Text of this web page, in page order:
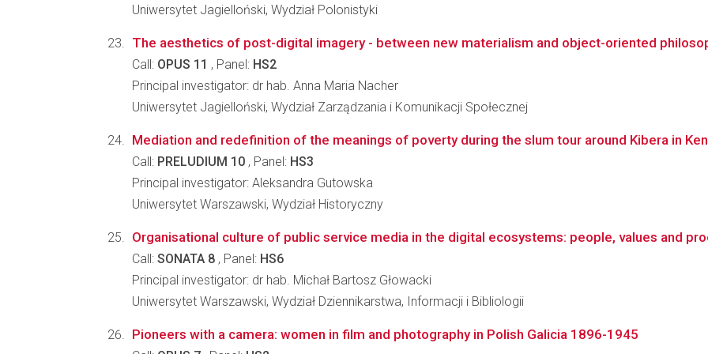
Uniwersytet Jagielloński, Wydział Polonistyki
The aesthetics of post-digital imagery - between new materialism and object-oriented
Call: OPUS 11 , Panel: HS2
Principal investigator: dr hab. Anna Maria Nacher
Uniwersytet Jagielloński, Wydział Zarządzania i Komunikacji Społecznej
Mediation and redefinition of the meanings of poverty during the slum tour around Kibera in
Call: PRELUDIUM 10 , Panel: HS3
Principal investigator: Aleksandra Gutowska
Uniwersytet Warszawski, Wydział Historyczny
Organisational culture of public service media in the digital ecosystems: people, values and
Call: SONATA 8 , Panel: HS6
Principal investigator: dr hab. Michał Bartosz Głowacki
Uniwersytet Warszawski, Wydział Dziennikarstwa, Informacji i Bibliologii
Pioneers with a camera: women in film and photography in Polish Galicia 1896-1945